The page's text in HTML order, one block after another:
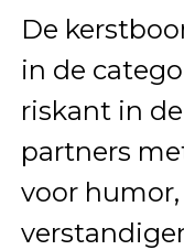
De
in de
riskant in
partners
voor